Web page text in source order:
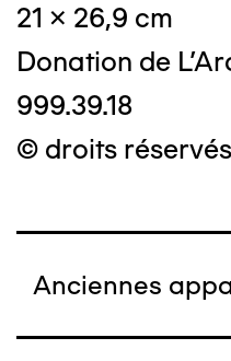
21 x 26,9 cm
Donation de
999.39.18
© droits réservés
Anciennes